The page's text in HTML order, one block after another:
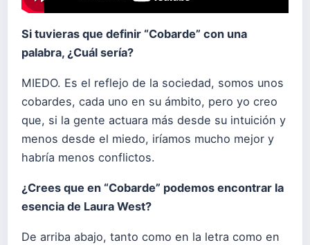
Si tuvieras que definir “Cobarde” con una
palabra, ¿Cuál sería?
MIEDO. Es el reflejo de la sociedad, somos unos
cobardes, cada uno en su ámbito, pero yo creo
que, si la gente actuara más desde su intuición y
menos desde el miedo, iríamos mucho mejor y
habría menos conflictos.
¿Crees que en “Cobarde” podemos encontrar la
esencia de Laura West?
De arriba abajo, tanto como en la letra como en